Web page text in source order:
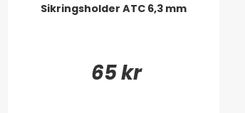
Sikringsholder ATC 6,3 mm
65 kr